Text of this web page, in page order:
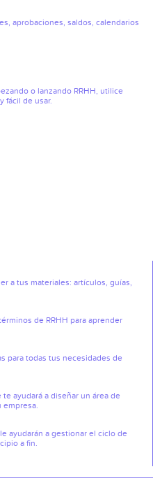
aprobaciones, saldos, calendarios
o lanzando RRHH, utilice
fácil de usar.
a tus materiales: artículos, guías,
de RRHH para aprender
para todas tus necesidades de
ayudará a diseñar un área de
empresa.
ayudarán a gestionar el ciclo de
a fin.